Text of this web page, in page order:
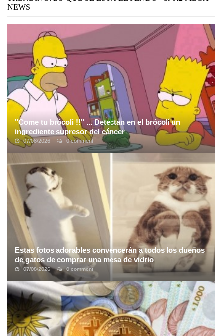
NEWS
"Come tu brócoli !!" ... Detectan en el brócoli un
ingrediente supresor del cáncer
07/08/2026 0 comment
Un compuesto presente en el brócoli evita la inhibición de un gen
supresor de tumores, pero eso no significa que comer esta verdura
cure el cáncer. ...
Estas fotos adorables convencerán a todos los dueños
de gatos de comprar una mesa de vidrio
07/08/2026 0 comment
Que los gatos son adorables, es algo en lo que tu, yo, y la mitad
de la humanidad + 1 estamos de acuerdo. Si combinamos gatos
con mesas de vidrio las ...